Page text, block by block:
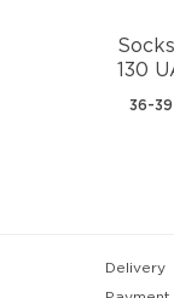
130
36-39
Delivery